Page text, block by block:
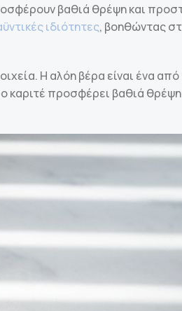
βαθιά θρέψη και
ιδιότητες, βοηθώντας
Η αλόη βέρα είναι ένα
καριτέ προσφέρει βαθιά